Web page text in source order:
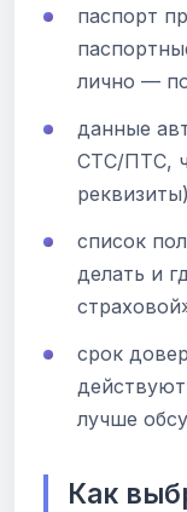
паспорт
лично —
данные
СТС/ПТС,
список
делать и
срок
лучше
Как